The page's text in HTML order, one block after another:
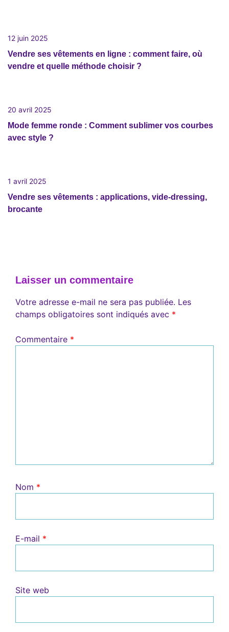
12 juin 2025
Vendre ses vêtements en ligne : comment faire, où
vendre et quelle méthode choisir ?
20 avril 2025
Mode femme ronde : Comment sublimer vos courbes
avec style ?
1 avril 2025
Vendre ses vêtements : applications, vide-dressing,
brocante
Laisser un commentaire
Votre adresse e-mail ne sera pas publiée. Les
champs obligatoires sont indiqués avec *
Commentaire *
Nom *
E-mail *
Site web